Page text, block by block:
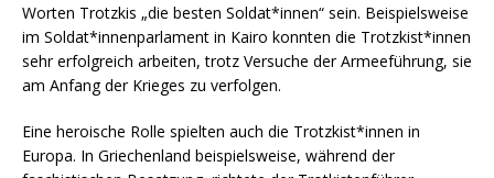
Worten Trotzkis „die besten Soldat*innen“ sein. Beispielsweise
im Soldat*innenparlament in Kairo konnten die Trotzkist*innen
sehr erfolgreich arbeiten, trotz Versuche der Armeeführung, sie
am Anfang der Krieges zu verfolgen.
Eine heroische Rolle spielten auch die Trotzkist*innen in
Europa. In Griechenland beispielsweise, während der